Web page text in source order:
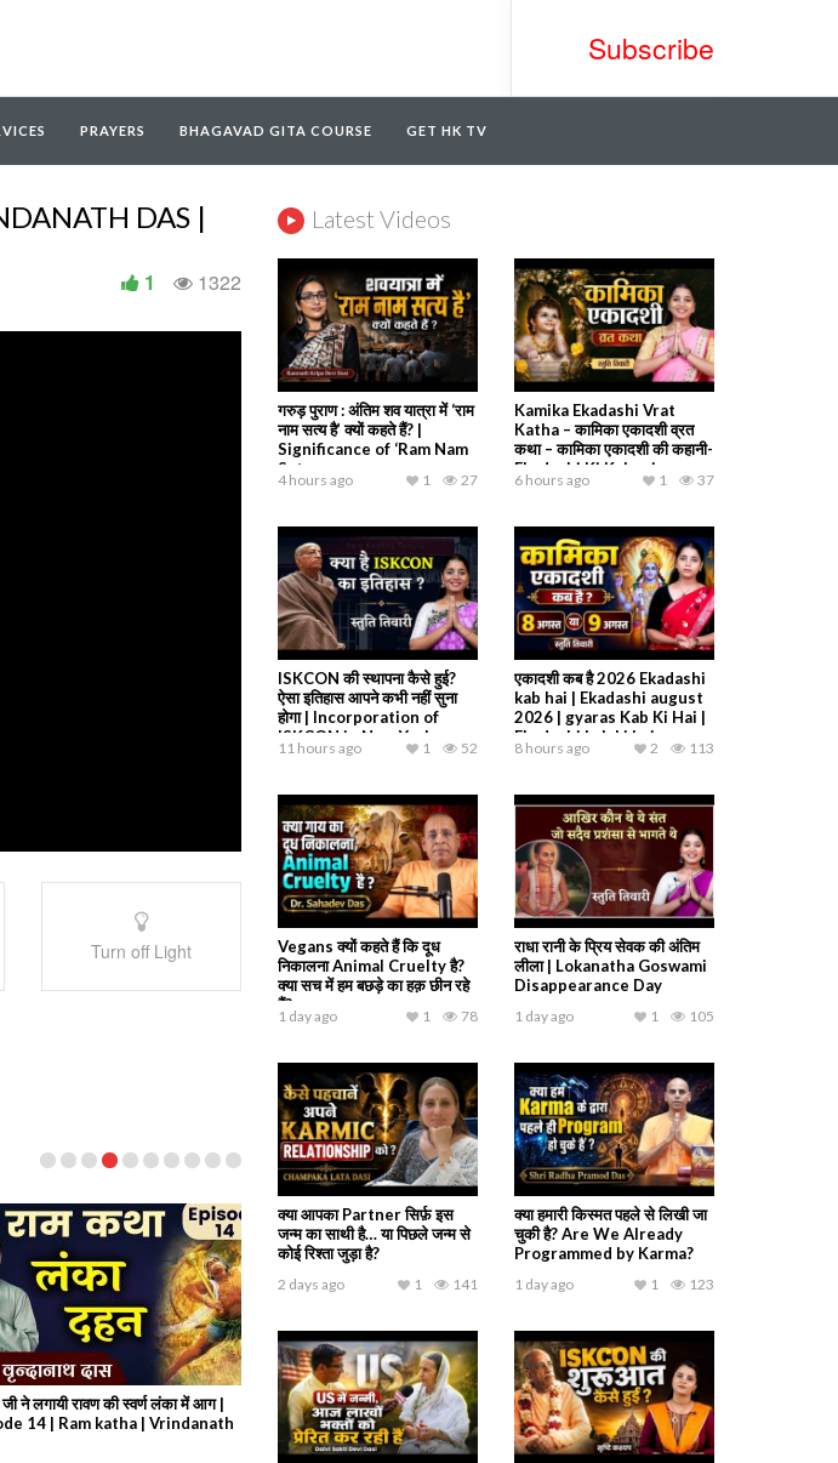
Subscribe
PRAYERS BHAGAVAD GITA COURSE GET HK TV
DAS |
1322
1
Turn off Light
जी ने लगायी रावण की स्वर्ण लंका में आग |
14 | Ram katha | Vrindanath
Latest Videos
गरुड़ पुराण : अंतिम शव यात्रा में ‘राम
नाम सत्य है’ क्यों कहते हैं? |
Significance of ‘Ram Nam
Satya
4 hours ago 27
1
Kamika Ekadashi Vrat
Katha – कामिका एकादशी व्रत
कथा – कामिका एकादशी की कहानी-
Ekadashi Ki Kahani
6 hours ago 37
1
ISKCON की स्थापना कैसे हुई?
ऐसा इतिहास आपने कभी नहीं सुना
होगा | Incorporation of
ISKCON in New York
11 hours ago 52
1
एकादशी कब है 2026 Ekadashi
kab hai | Ekadashi august
2026 | gyaras Kab Ki Hai |
Ekadashi kab ki hai
8 hours ago 113
2
Vegans क्यों कहते हैं कि दूध
निकालना Animal Cruelty है?
क्या सच में हम बछड़े का हक़ छीन रहे
हैं?
1 day ago 78
1
राधा रानी के प्रिय सेवक की अंतिम
लीला | Lokanatha Goswami
Disappearance Day
1 day ago 105
1
क्या आपका Partner सिर्फ़ इस
जन्म का साथी है… या पिछले जन्म से
कोई रिश्ता जुड़ा है?
2 days ago 141
1
क्या हमारी किस्मत पहले से लिखी जा
चुकी है? Are We Already
Programmed by Karma?
1 day ago 123
1